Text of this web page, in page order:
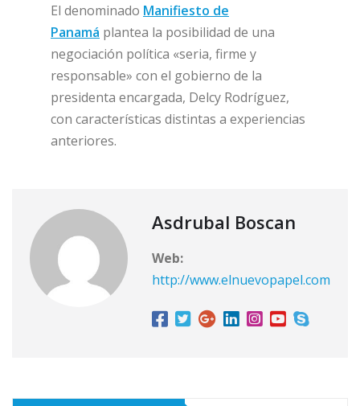
El denominado Manifiesto de
Panamá plantea la posibilidad de una
negociación política «seria, firme y
responsable» con el gobierno de la
presidenta encargada, Delcy Rodríguez,
con características distintas a experiencias
anteriores.
Asdrubal Boscan
Web:
http://www.elnuevopapel.com